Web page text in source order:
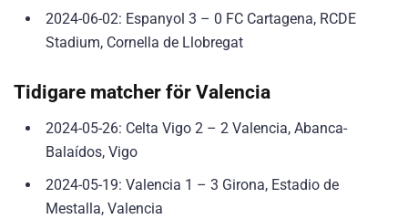
2024-06-02: Espanyol 3 – 0 FC Cartagena, RCDE
Stadium, Cornella de Llobregat
Tidigare matcher för Valencia
2024-05-26: Celta Vigo 2 – 2 Valencia, Abanca-
Balaídos, Vigo
2024-05-19: Valencia 1 – 3 Girona, Estadio de
Mestalla, Valencia